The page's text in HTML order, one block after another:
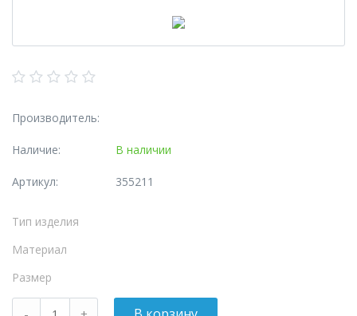
Производитель:
Наличие: В наличии
Артикул: 355211
Тип изделия
Материал
Размер